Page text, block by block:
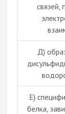
связей,
Д)
Е)
белка,